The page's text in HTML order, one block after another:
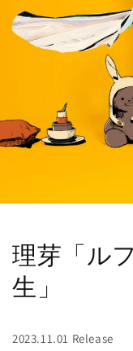
理芽「ル
生」
2023.11.01 Release